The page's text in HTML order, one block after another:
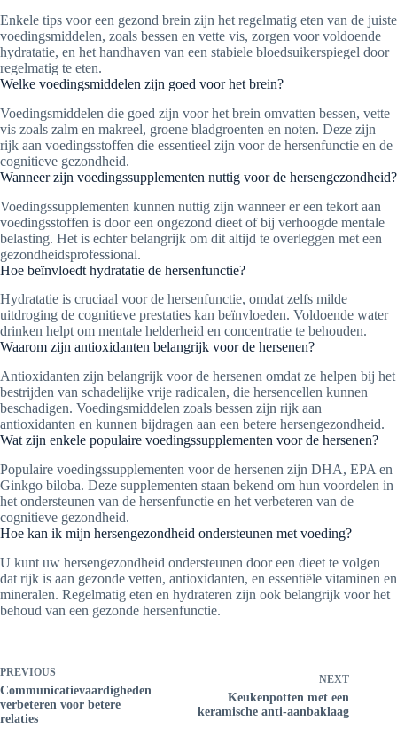
Enkele tips voor een gezond brein zijn het regelmatig eten van de juiste
voedingsmiddelen, zoals bessen en vette vis, zorgen voor voldoende
hydratatie, en het handhaven van een stabiele bloedsuikerspiegel door
regelmatig te eten.
Welke voedingsmiddelen zijn goed voor het brein?
Voedingsmiddelen die goed zijn voor het brein omvatten bessen, vette
vis zoals zalm en makreel, groene bladgroenten en noten. Deze zijn
rijk aan voedingsstoffen die essentieel zijn voor de hersenfunctie en de
cognitieve gezondheid.
Wanneer zijn voedingssupplementen nuttig voor de hersengezondheid?
Voedingssupplementen kunnen nuttig zijn wanneer er een tekort aan
voedingsstoffen is door een ongezond dieet of bij verhoogde mentale
belasting. Het is echter belangrijk om dit altijd te overleggen met een
gezondheidsprofessional.
Hoe beïnvloedt hydratatie de hersenfunctie?
Hydratatie is cruciaal voor de hersenfunctie, omdat zelfs milde
uitdroging de cognitieve prestaties kan beïnvloeden. Voldoende water
drinken helpt om mentale helderheid en concentratie te behouden.
Waarom zijn antioxidanten belangrijk voor de hersenen?
Antioxidanten zijn belangrijk voor de hersenen omdat ze helpen bij het
bestrijden van schadelijke vrije radicalen, die hersencellen kunnen
beschadigen. Voedingsmiddelen zoals bessen zijn rijk aan
antioxidanten en kunnen bijdragen aan een betere hersengezondheid.
Wat zijn enkele populaire voedingssupplementen voor de hersenen?
Populaire voedingssupplementen voor de hersenen zijn DHA, EPA en
Ginkgo biloba. Deze supplementen staan bekend om hun voordelen in
het ondersteunen van de hersenfunctie en het verbeteren van de
cognitieve gezondheid.
Hoe kan ik mijn hersengezondheid ondersteunen met voeding?
U kunt uw hersengezondheid ondersteunen door een dieet te volgen
dat rijk is aan gezonde vetten, antioxidanten, en essentiële vitaminen en
mineralen. Regelmatig eten en hydrateren zijn ook belangrijk voor het
behoud van een gezonde hersenfunctie.
PREVIOUS
Communicatievaardigheden
verbeteren voor betere
relaties
NEXT
Keukenpotten met een
keramische anti-aanbaklaag